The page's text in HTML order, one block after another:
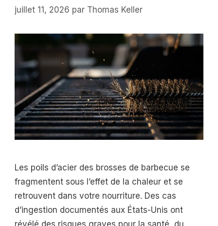
juillet 11, 2026 par Thomas Keller
Les poils d’acier des brosses de barbecue se
fragmentent sous l’effet de la chaleur et se
retrouvent dans votre nourriture. Des cas
d’ingestion documentés aux États-Unis ont
révélé des risques graves pour la santé, du